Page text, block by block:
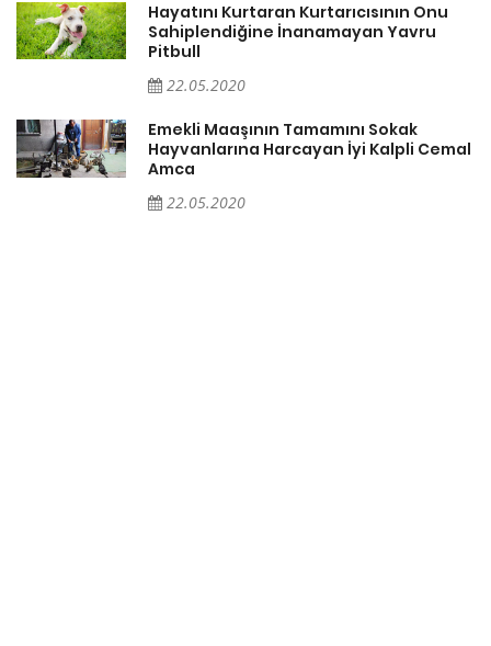
Hayatını Kurtaran Kurtarıcısının Onu
Sahiplendiğine İnanamayan Yavru
Pitbull
22.05.2020
Emekli Maaşının Tamamını Sokak
Hayvanlarına Harcayan İyi Kalpli Cemal
Amca
22.05.2020